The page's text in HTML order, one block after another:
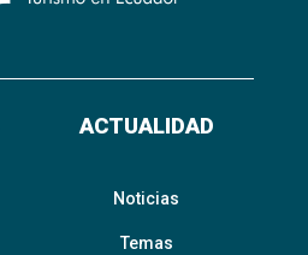
ACTUALIDAD
Noticias
Temas